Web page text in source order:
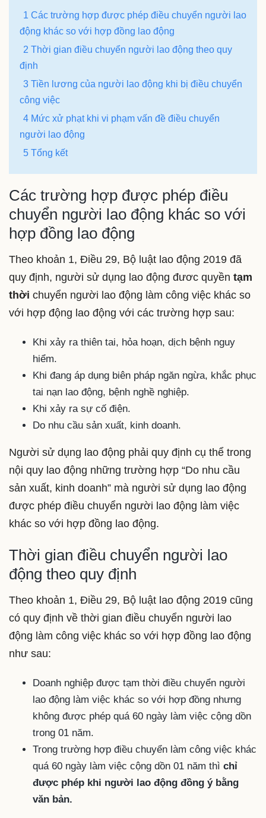
1 Các trường hợp được phép điều chuyển người lao
động khác so với hợp đồng lao động
2 Thời gian điều chuyển người lao động theo quy
định
3 Tiền lương của người lao động khi bị điều chuyển
công việc
4 Mức xử phạt khi vi phạm vấn đề điều chuyển
người lao động
5 Tổng kết
Các trường hợp được phép điều
chuyển người lao động khác so với
hợp đồng lao động
Theo khoản 1, Điều 29, Bộ luật lao động 2019 đã
quy định, người sử dụng lao động đươc quyền tạm
thời chuyển người lao động làm công việc khác so
với hợp động lao động với các trường hợp sau:
Khi xảy ra thiên tai, hỏa hoạn, dịch bệnh nguy
hiểm.
Khi đang áp dụng biên pháp ngăn ngừa, khắc phục
tai nạn lao động, bệnh nghề nghiệp.
Khi xảy ra sự cố điện.
Do nhu cầu sản xuất, kinh doanh.
Người sử dụng lao động phải quy định cụ thể trong
nội quy lao động những trường hợp “Do nhu cầu
sản xuất, kinh doanh” mà người sử dụng lao động
được phép điều chuyển người lao động làm việc
khác so với hợp đồng lao động.
Thời gian điều chuyển người lao
động theo quy định
Theo khoản 1, Điều 29, Bộ luật lao động 2019 cũng
có quy định về thời gian điều chuyển người lao
động làm công việc khác so với hợp đồng lao động
như sau:
Doanh nghiệp được tạm thời điều chuyển người
lao động làm việc khác so với hợp đồng nhưng
không được phép quá 60 ngày làm việc cộng dồn
trong 01 năm.
Trong trường hợp điều chuyển làm công việc khác
quá 60 ngày làm việc cộng dồn 01 năm thì chỉ
được phép khi người lao động đồng ý bằng
văn bản.